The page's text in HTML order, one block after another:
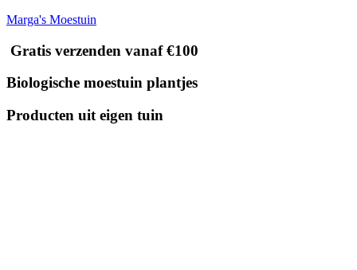
Marga's Moestuin
Gratis verzenden vanaf €100
Biologische moestuin plantjes
Producten uit eigen tuin